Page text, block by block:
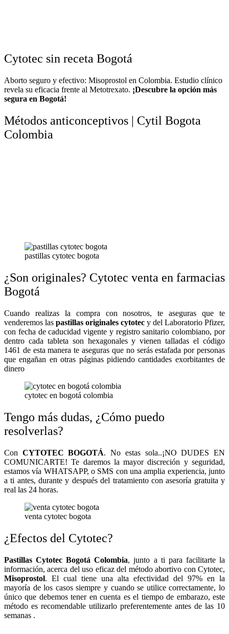
Cytotec sin receta Bogotá
Aborto seguro y efectivo: Misoprostol en Colombia. Estudio clínico
revela su eficacia frente al Metotrexato. ¡Descubre la opción más
segura en Bogotá!
Métodos anticonceptivos | Cytil Bogota
Colombia
pastillas cytotec bogota
¿Son originales? Cytotec venta en farmacias
Bogotá
Cuando realizas la compra con nosotros, te aseguras que te
venderemos las pastillas originales cytotec y del Laboratorio Pfizer,
con fecha de caducidad vigente y registro sanitario colombiano, por
dentro cada tableta son hexagonales y vienen talladas el código
1461 de esta manera te aseguras que no serás estafada por personas
que engañan en otras páginas pidiendo cantidades exorbitantes de
dinero
cytotec en bogotá colombia
Tengo más dudas, ¿Cómo puedo
resolverlas?
Con CYTOTEC BOGOTÁ. No estas sola..¡NO DUDES EN
COMUNICARTE! Te daremos la mayor discreción y seguridad,
estamos vía WHATSAPP, o SMS con una amplia experiencia, junto
a ti antes, durante y después del tratamiento con asesoría gratuita y
real las 24 horas.
venta cytotec bogota
¿Efectos del Cytotec?
Pastillas Cytotec Bogotá Colombia, junto a ti para facilitarte la
información, acerca del uso eficaz del método abortivo con Cytotec,
Misoprostol. El cual tiene una alta efectividad del 97% en la
mayoría de los casos siempre y cuando se utilice correctamente, lo
único que debemos tener en cuenta es el tiempo de embarazo, este
método es recomendable utilizarlo preferentemente antes de las 10
semanas .